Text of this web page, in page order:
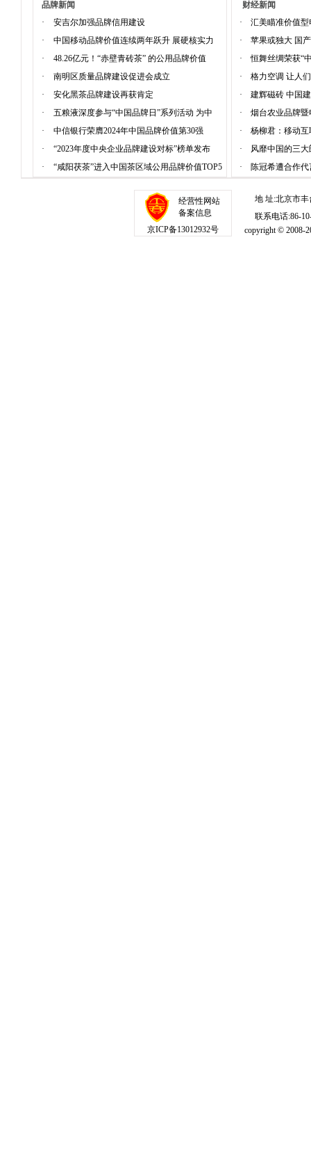
品牌新闻
·
安吉尔加强品牌信用建设
·
中国移动品牌价值连续两年跃升 展硬核实力
·
48.26亿元！“赤壁青砖茶” 的公用品牌价值
·
南明区质量品牌建设促进会成立
·
安化黑茶品牌建设再获肯定
·
五粮液深度参与“中国品牌日”系列活动 为中
·
中信银行荣膺2024年中国品牌价值第30强
·
“2023年度中央企业品牌建设对标”榜单发布
·
“咸阳茯茶”进入中国茶区域公用品牌价值TOP5
财经新闻
·
汇美瞄准价值
·
苹果或独大 国
·
恒舞丝绸荣获“
·
格力空调 让人
·
建辉磁砖 中国
·
烟台农业品牌
·
杨柳君：移动
·
风靡中国的三
·
陈冠希遭合作
经营性网站
备案信息
京ICP备13012932号
地 址:北京市
联系电话:86-
copyright © 2008-